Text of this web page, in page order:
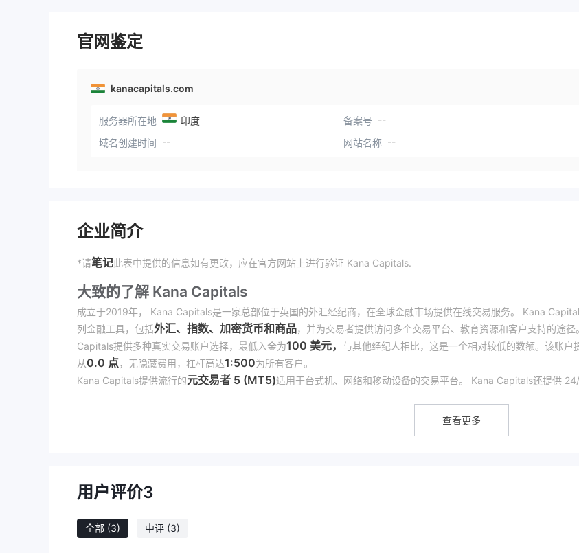
官网鉴定
kanacapitals.com
服务器所在地 印度 备案号 --
域名创建时间 -- 网站名称 --
企业简介
*请笔记此表中提供的信息如有更改，应在官方网站上进行验证 Kana Capitals.
大致的了解 Kana Capitals
成立于2019年， Kana Capitals是一家总部位于英国的外汇经纪商，在全球金融市场提供在线交易服务。 Kana
列金融工具，包括外汇、指数、加密货币和商品，并为交易者提供访问多个交易平台、教育资源和客户支持的途径
Capitals提供多种真实交易账户选择，最低入金为100 美元，
与其他经纪人相比，这是一个相对较低的数额。该账户
从0.0 点，无隐藏费用，杠杆高达1:500为所有客户。
Kana Capitals提供流行的元交易者 5 (MT5)适用于台式机、网络和移动设备的交易平台。 Kana Capitals还提供
重要的是要注意 Kana Capitals, 一家在英国注册的外汇经纪商，似乎不受金融行为监管局 (FCA) 的监管。 FCA 是一个
在fca的官方网站上。然而，搜索 Kana Capitals在 fca 的网站上没有产生任何结果，表明该经纪人不受 fca 监管。请务
查看更多
用户评价3
全部 (3) 中评 (3)